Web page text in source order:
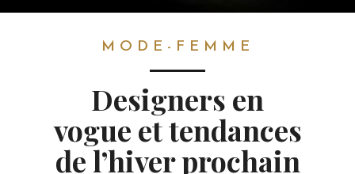
MODE-FEMME
Designers en
vogue et tendances
de l’hiver prochain